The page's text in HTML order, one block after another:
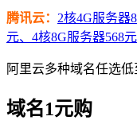
腾讯云： 2核4G服务器
元、4核8G服务器568
阿里云多种域名任选低
域名1元购